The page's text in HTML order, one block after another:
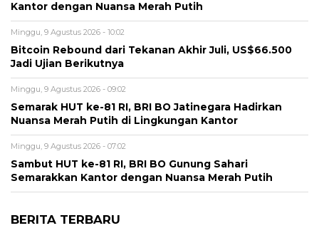
Kantor dengan Nuansa Merah Putih
Minggu, 9 Agustus 2026 - 10:02
Bitcoin Rebound dari Tekanan Akhir Juli, US$66.500
Jadi Ujian Berikutnya
Minggu, 9 Agustus 2026 - 09:02
Semarak HUT ke-81 RI, BRI BO Jatinegara Hadirkan
Nuansa Merah Putih di Lingkungan Kantor
Minggu, 9 Agustus 2026 - 07:02
Sambut HUT ke-81 RI, BRI BO Gunung Sahari
Semarakkan Kantor dengan Nuansa Merah Putih
BERITA TERBARU